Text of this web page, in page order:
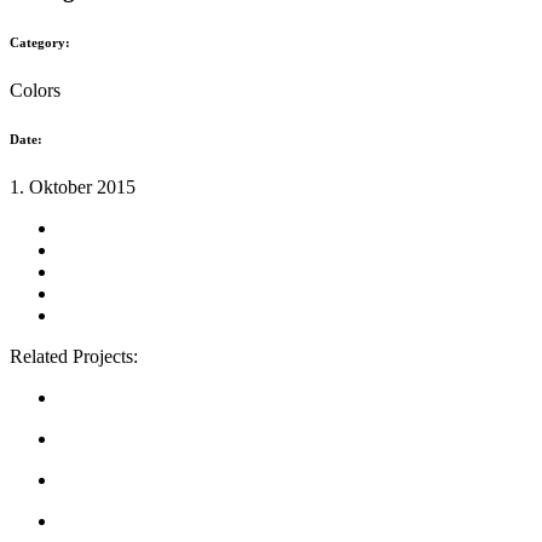
Category:
Colors
Date:
1. Oktober 2015
Related Projects: